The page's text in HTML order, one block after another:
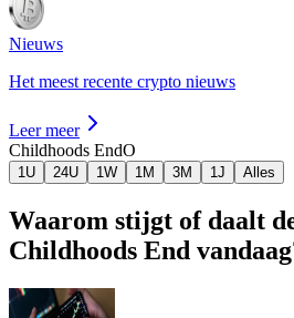
Nieuws
Het meest recente crypto nieuws
Leer meer
Childhoods EndO
1U 24U 1W 1M 3M 1J Alles
Waarom stijgt of daalt
Childhoods End